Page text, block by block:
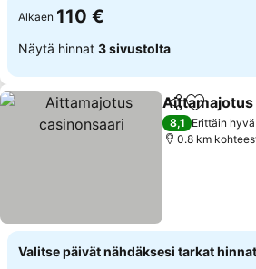
Alkaen 110 €
Näytä hinnat 3 sivustolta
Jaa Lisää
8,1 Erittäin hyvä
0.8 km
Valitse päivät nähdäksesi tarkat hinnat